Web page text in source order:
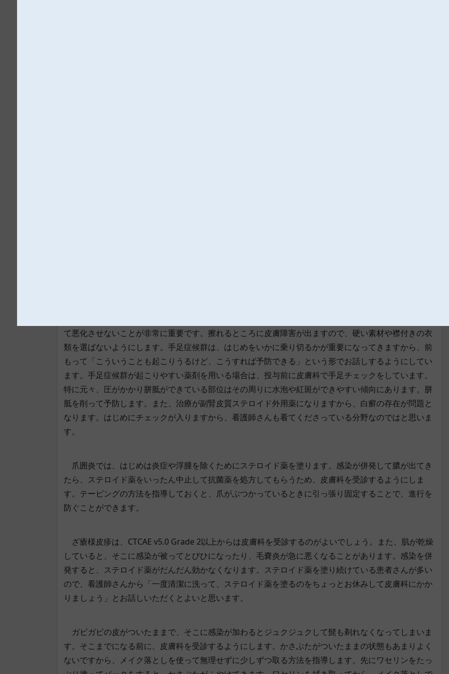
て悪化させないことが非常に重要です。擦れるところに皮膚障害が出ますので、硬い素材や襟付きの衣
類を選ばないようにします。手足症候群は、はじめをいかに乗り切るかが重要になってきますから、前
もって「こういうことも起こりうるけど、こうすれば予防できる」という形でお話しするようにしてい
ます。手足症候群が起こりやすい薬剤を用いる場合は、投与前に皮膚科で手足チェックをしています。
特に元々、圧がかかり胼胝ができている部位はその周りに水泡や紅斑ができやすい傾向にあります。胼
胝を削って予防します。また、治療が副腎皮質ステロイド外用薬になりますから、白癬の存在が問題と
なります。はじめにチェックが入りますから、看護師さんも看てくださっている分野なのではと思いま
す。
爪囲炎では、はじめは炎症や浮腫を除くためにステロイド薬を塗ります。感染が併発して膿が出てき
たら、ステロイド薬をいったん中止して抗菌薬を処方してもらうため、皮膚科を受診するようにしま
す。テーピングの方法を指導しておくと、爪がぶつかっているときに引っ張り固定することで、進行を
防ぐことができます。
ざ瘡様皮疹は、CTCAE v5.0 Grade 2以上からは皮膚科を受診するのがよいでしょう。また、肌が乾燥
していると、そこに感染が被ってとびひになったり、毛嚢炎が急に悪くなることがあります。感染を併
発すると、ステロイド薬がだんだん効かなくなります。ステロイド薬を塗り続けている患者さんが多い
ので、看護師さんから「一度清潔に洗って、ステロイド薬を塗るのをちょっとお休みして皮膚科にかか
りましょう」とお話しいただくとよいと思います。
ガビガビの皮がついたままで、そこに感染が加わるとジュクジュクして髭も剃れなくなってしまいま
す。そこまでになる前に、皮膚科を受診するようにします。かさぶたがついたままの状態もあまりよく
ないですから、メイク落としを使って無理せずに少しずつ取る方法を指導します。先にワセリンをたっ